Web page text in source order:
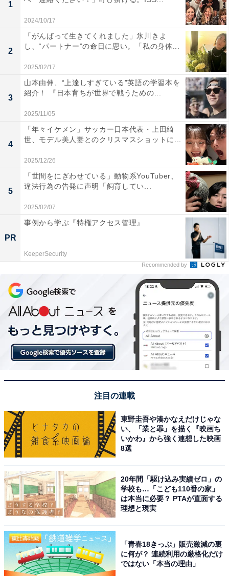
1
2024/10/17
2
「がんばって生きてくれました」氷川きよ
し、“パートナー”の命日に思い。「私の身体...
2025/02/17
3
山本由伸、“上達しすぎている”英語の学習本を
紹介！ 『日本育ちが世界で戦うための...
2025/11/05
4
「年々イケメン」サッカー日本代表・上田綺
世、モデル美人妻とのクリスマスショットに...
2025/12/26
5
「世間をにぎわせている」動物系YouTuber、
違法行為の告発に声明「飼育してい...
2025/02/07
PR
事例から学ぶ『特権アクセス管理』
KeeperSecurity
Recommended by
注目の連載
東野圭吾や湊かなえだけじゃな
い、「業と罪」を描く『映画ち
いかわ』から強く連想した映画
8選
20年間「駆け込み実績ゼロ」の
学校も…「こども110番の家」
は本当に必要？ PTAが直面する
理想と現実
「青春18きっぷ」販売激減の裏
に何が？ 連続利用の厳格化だけ
ではない「本当の理由」